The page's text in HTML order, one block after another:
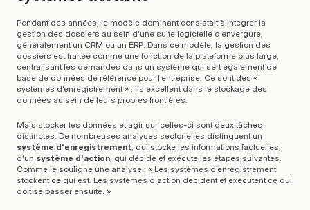
Pendant des années, le modèle dominant consistait à intégrer la
gestion des dossiers au sein d'une suite logicielle d'envergure,
généralement un CRM ou un ERP. Dans ce modèle, la gestion des
dossiers est traitée comme une fonction de la plateforme plus large,
centralisant les demandes dans un système qui sert également de
base de données de référence pour l'entreprise. Ce sont des «
systèmes d'enregistrement » : ils excellent dans le stockage des
données au sein de leurs propres frontières.
Mais stocker les données et agir sur celles-ci sont deux tâches
système d'enregistrement, qui stocke les informations factuelles,
d'un système d'action, qui décide et exécute les étapes suivantes.
Comme le souligne une analyse : « Les systèmes d'enregistrement
stockent ce qui est. Les systèmes d'action décident et exécutent ce qui
doit se passer ensuite. »